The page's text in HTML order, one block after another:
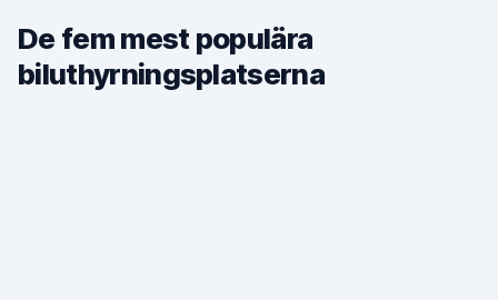
De fem mest populära
biluthyrningsplatserna